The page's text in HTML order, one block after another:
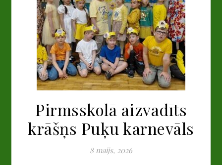
Pirmsskolā aizvadīts
krāšņs Puķu karnevāls
8 maijs, 2026